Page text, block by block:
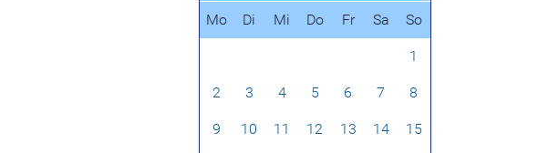
Mo Di Mi Do Fr Sa So
1
2 3 4 5 6 7 8
9 10 11 12 13 14 15